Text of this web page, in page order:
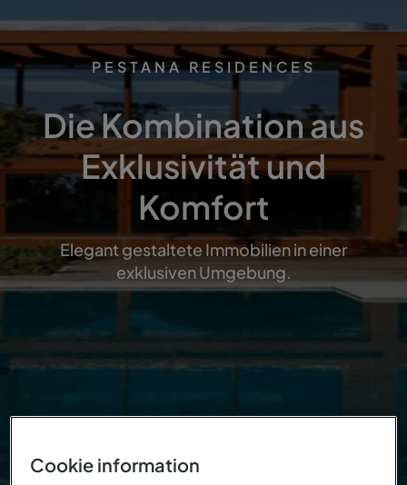
PESTANA RESIDENCES
Die Kombination aus
Exklusivität und
Komfort
Elegant gestaltete Immobilien in einer
exklusiven Umgebung.
Cookie information